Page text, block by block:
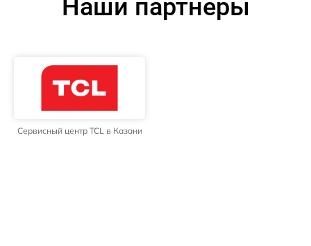
Наши партнёры
Сервисный центр TCL в Казани